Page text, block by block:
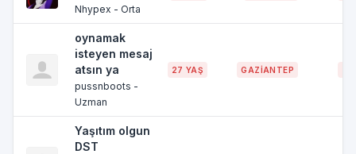
Nhypex - Orta
oynamak
isteyen mesaj
atsın ya
pussnboots -
Uzman
27 YAŞ GAZİANTEP
Yaşıtım olgun
DST